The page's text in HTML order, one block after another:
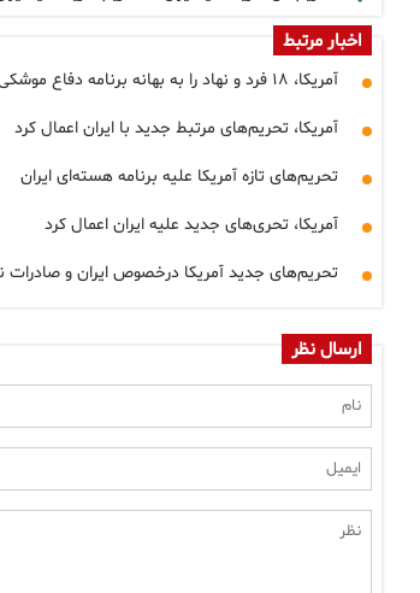
اخبار مرتبط
آمریکا، ۱۸ فرد و نهاد را به بهانه برنامه دفاع موشکی ایران تحریم کرد
آمریکا، تحریم‌های مرتبط جدید با ایران اعمال کرد
تحریم‌های تازه آمریکا علیه برنامه هسته‌ای ایران
آمریکا، تحری‌های جدید علیه ایران اعمال کرد
تحریم‌های جدید آمریکا درخصوص ایران و
ارسال نظر